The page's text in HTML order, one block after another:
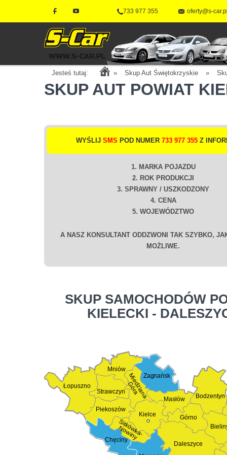
733 977 355 oferty@s-car.pl
Jesteś tutaj: » Skup Aut Świętokrzyskie »
SKUP AUT POWIAT
WYŚLIJ SMS POD NUMER 733 977 355Z
1. MARKA POJAZDU
2. ROK PRODUKCJI
3. SPRAWNY / USZKODZONY
4. CENA
5. WOJEWÓDZTWO
A NASZ KONSULTANT ODDZWONI TAK SZYBKO,
MOŻLIWE.
SKUP SAMOCHODÓW
KIELECKI -
Łopuszno
Strawczyn
Piekoszów
Mniów
Zagnańsk
Masłów
Chęciny
Daleszyce
Górno
Bodzentyn
Kielce
Sitkówka-
Nowiny
Miedziana
Góra